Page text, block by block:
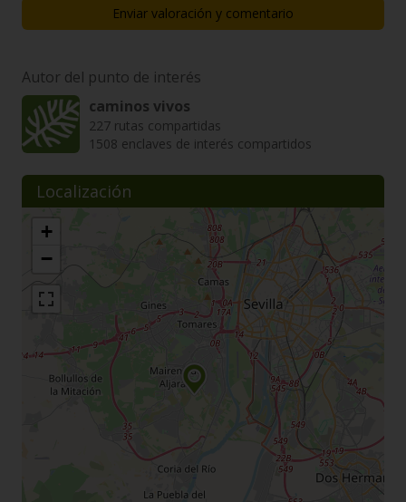
Enviar valoración y comentario
Autor del punto de interés
caminos vivos
227 rutas compartidas
1508 enclaves de interés compartidos
Localización
+
−